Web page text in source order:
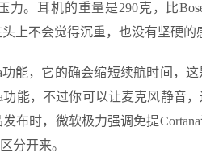
。耳机的重量是290克，比
上不会觉得沉重，也没有坚硬的
能，它的确会缩短续航时间，
功能，不过你可以让麦克风静音
布时，微软极力强调免提
分开来。